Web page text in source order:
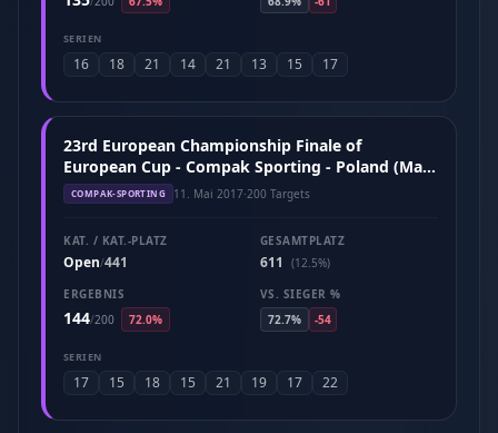
SERIEN
16 18 21 14 21 13 15 17
23rd European Championship Finale of
European Cup - Compak Sporting - Poland (May
2017)
COMPAK-SPORTING 11. Mai 2017·200 Targets
KAT. / KAT.-PLATZ
Open/441
GESAMTPLATZ
611
(12.5%)
ERGEBNIS
144/200 72.0%
VS. SIEGER %
72.7%
-54
SERIEN
17 15 18 15 21 19 17 22